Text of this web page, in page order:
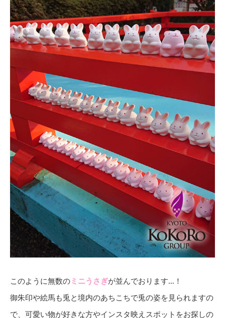
このように無数のミニうさぎが並んでおります…！
御朱印や絵馬も兎と境内のあちこちで兎の姿を見られますの
で、可愛い物が好きな方やインスタ映えスポットをお探しの